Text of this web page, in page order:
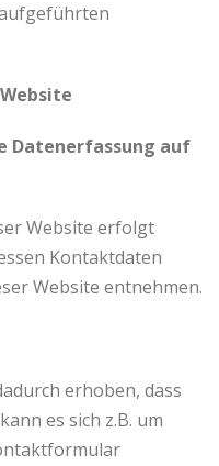
Datenerfassung auf
Website erfolgt
Kontaktdaten
Website entnehmen.
erhoben, dass
es sich z.B. um